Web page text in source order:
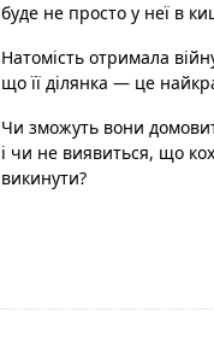
буде не просто у неї в
Натомість отримала
що її ділянка — це
Чи зможуть вони
і чи не виявиться, що
викинути?